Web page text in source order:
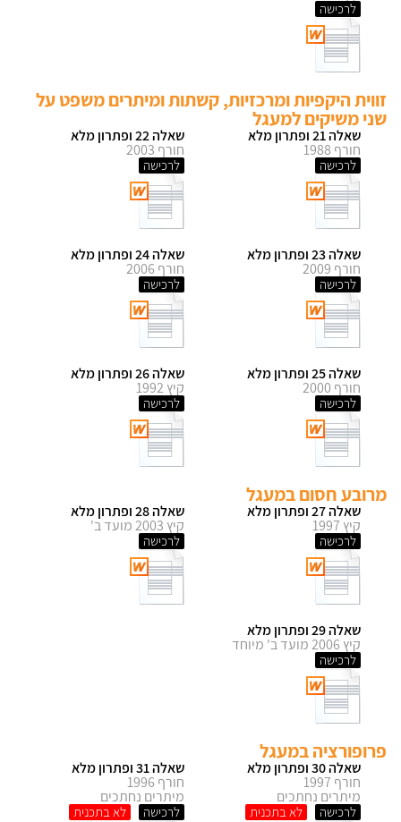
לרכישה
זווית היקפיות ומרכזיות, קשתות ומיתרים משפט על
שני משיקים למעגל
שאלה 21 ופתרון מלא
חורף 1988
לרכישה
שאלה 22 ופתרון מלא
חורף 2003
לרכישה
שאלה 23 ופתרון מלא
חורף 2009
לרכישה
שאלה 24 ופתרון מלא
חורף 2006
לרכישה
שאלה 25 ופתרון מלא
חורף 2000
לרכישה
שאלה 26 ופתרון מלא
קיץ 1992
לרכישה
מרובע חסום במעגל
שאלה 27 ופתרון מלא
קיץ 1997
לרכישה
שאלה 28 ופתרון מלא
קיץ 2003 מועד ב'
לרכישה
שאלה 29 ופתרון מלא
קיץ 2006 מועד ב' מיוחד
לרכישה
פרופורציה במעגל
שאלה 30 ופתרון מלא
חורף 1997
מיתרים נחתכים
לרכישה
שאלה 31 ופתרון מלא
חורף 1996
מיתרים נחתכים
לרכישה